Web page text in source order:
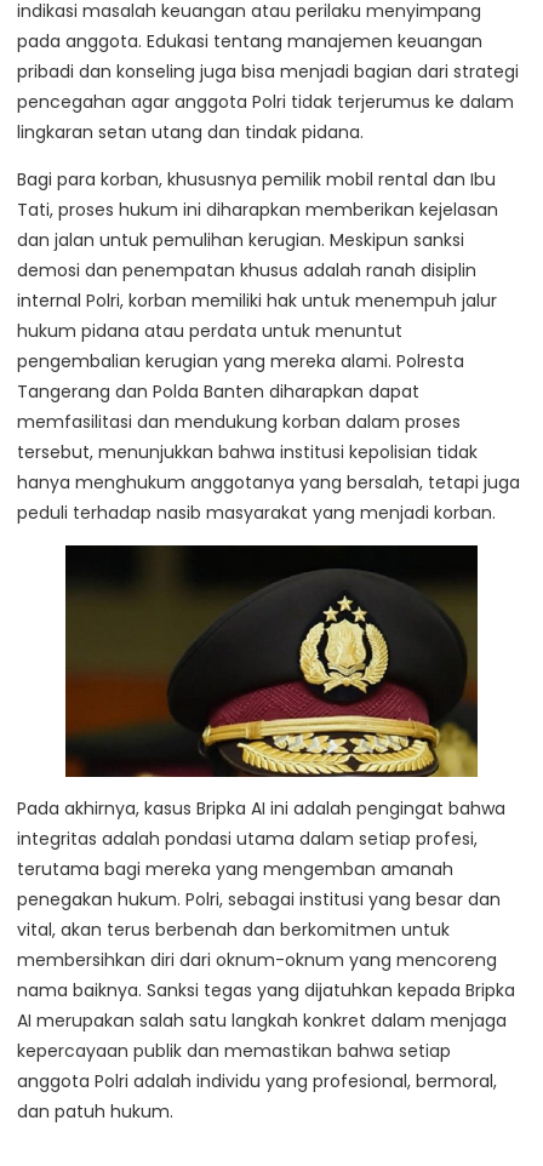
indikasi masalah keuangan atau perilaku menyimpang
pada anggota. Edukasi tentang manajemen keuangan
pribadi dan konseling juga bisa menjadi bagian dari strategi
pencegahan agar anggota Polri tidak terjerumus ke dalam
lingkaran setan utang dan tindak pidana.
Bagi para korban, khususnya pemilik mobil rental dan Ibu
Tati, proses hukum ini diharapkan memberikan kejelasan
dan jalan untuk pemulihan kerugian. Meskipun sanksi
demosi dan penempatan khusus adalah ranah disiplin
internal Polri, korban memiliki hak untuk menempuh jalur
hukum pidana atau perdata untuk menuntut
pengembalian kerugian yang mereka alami. Polresta
Tangerang dan Polda Banten diharapkan dapat
memfasilitasi dan mendukung korban dalam proses
tersebut, menunjukkan bahwa institusi kepolisian tidak
hanya menghukum anggotanya yang bersalah, tetapi juga
peduli terhadap nasib masyarakat yang menjadi korban.
Pada akhirnya, kasus Bripka AI ini adalah pengingat bahwa
integritas adalah pondasi utama dalam setiap profesi,
terutama bagi mereka yang mengemban amanah
penegakan hukum. Polri, sebagai institusi yang besar dan
vital, akan terus berbenah dan berkomitmen untuk
membersihkan diri dari oknum-oknum yang mencoreng
nama baiknya. Sanksi tegas yang dijatuhkan kepada Bripka
AI merupakan salah satu langkah konkret dalam menjaga
kepercayaan publik dan memastikan bahwa setiap
anggota Polri adalah individu yang profesional, bermoral,
dan patuh hukum.